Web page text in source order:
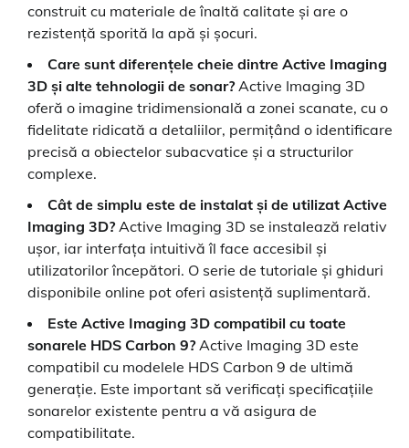
construit cu materiale de înaltă calitate și are o
rezistență sporită la apă și șocuri.
Care sunt diferențele cheie dintre Active Imaging
3D și alte tehnologii de sonar?Active Imaging 3D
oferă o imagine tridimensională a zonei scanate, cu o
fidelitate ridicată a detaliilor, permițând o identificare
precisă a obiectelor subacvatice și a structurilor
complexe.
Cât de simplu este de instalat și de utilizat Active
Imaging 3D?Active Imaging 3D se instalează relativ
ușor, iar interfața intuitivă îl face accesibil și
utilizatorilor începători. O serie de tutoriale și ghiduri
disponibile online pot oferi asistență suplimentară.
Este Active Imaging 3D compatibil cu toate
sonarele HDS Carbon 9?Active Imaging 3D este
compatibil cu modelele HDS Carbon 9 de ultimă
generație. Este important să verificați specificațiile
sonarelor existente pentru a vă asigura de
compatibilitate.